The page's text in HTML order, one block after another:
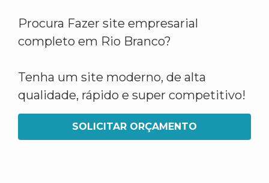
Procura Fazer site empresarial
completo em Rio Branco?
Tenha um site moderno, de alta
qualidade, rápido e super competitivo!
SOLICITAR ORÇAMENTO